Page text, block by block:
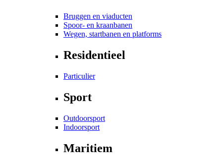
Bruggen en viaducten
Spoor- en kraanbanen
Wegen, startbanen en platforms
Residentieel
Particulier
Sport
Outdoorsport
Indoorsport
Maritiem